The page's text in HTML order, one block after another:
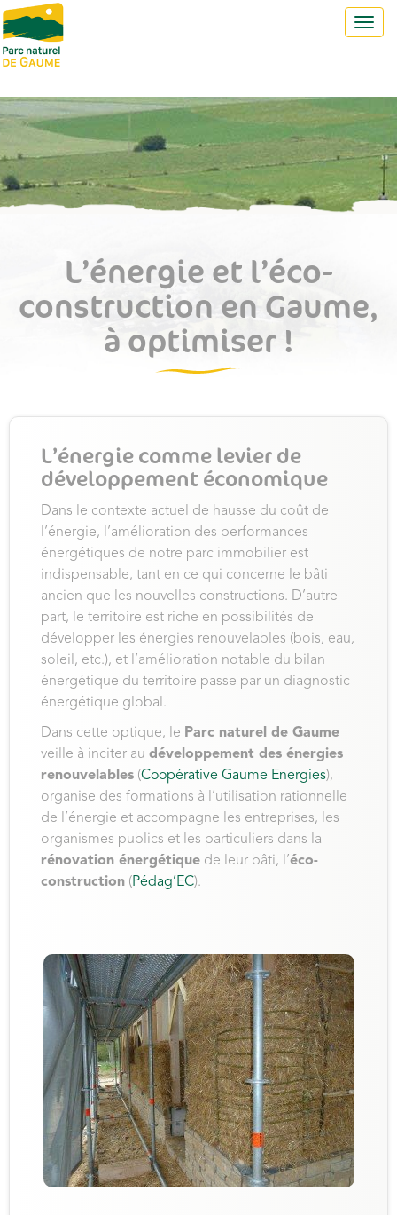
L’énergie et l’éco-
construction en Gaume,
à optimiser !
L’énergie comme levier de
développement économique
Dans le contexte actuel de hausse du coût de
l’énergie, l’amélioration des performances
énergétiques de notre parc immobilier est
indispensable, tant en ce qui concerne le bâti
ancien que les nouvelles constructions. D’autre
part, le territoire est riche en possibilités de
développer les énergies renouvelables (bois, eau,
soleil, etc.), et l’amélioration notable du bilan
énergétique du territoire passe par un diagnostic
énergétique global.
Dans cette optique, le Parc naturel de Gaume
veille à inciter au développement des énergies
renouvelables (Coopérative Gaume Energies),
organise des formations à l’utilisation rationnelle
de l’énergie et accompagne les entreprises, les
organismes publics et les particuliers dans la
rénovation énergétique de leur bâti, l’éco-
construction (Pédag’EC).